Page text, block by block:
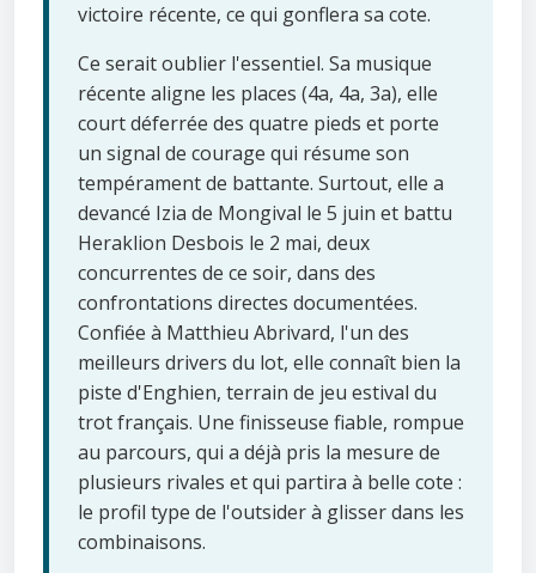
victoire récente, ce qui gonflera sa cote.
Ce serait oublier l'essentiel. Sa musique
récente aligne les places (4a, 4a, 3a), elle
court déferrée des quatre pieds et porte
un signal de courage qui résume son
tempérament de battante. Surtout, elle a
devancé Izia de Mongival le 5 juin et battu
Heraklion Desbois le 2 mai, deux
concurrentes de ce soir, dans des
confrontations directes documentées.
Confiée à Matthieu Abrivard, l'un des
meilleurs drivers du lot, elle connaît bien la
piste d'Enghien, terrain de jeu estival du
trot français. Une finisseuse fiable, rompue
au parcours, qui a déjà pris la mesure de
plusieurs rivales et qui partira à belle cote :
le profil type de l'outsider à glisser dans les
combinaisons.